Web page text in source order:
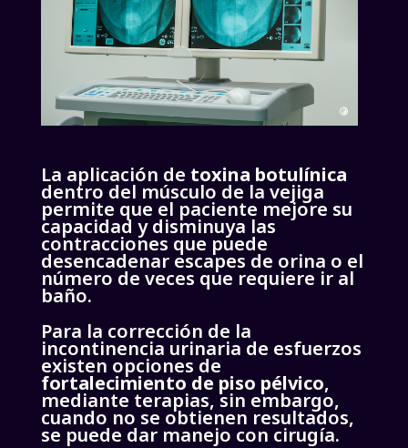
La aplicación de toxina botulínica
dentro del músculo de la vejiga
permite que el paciente mejore su
capacidad y disminuya las
contracciones que puede
desencadenar escapes de orina o el
número de veces que requiere ir al
baño.
Para la corrección de la
incontinencia urinaria de esfuerzos
existen opciones de
fortalecimiento de piso pélvico,
mediante terapias, sin embargo,
cuando no se obtienen resultados,
se puede dar manejo con cirugía.